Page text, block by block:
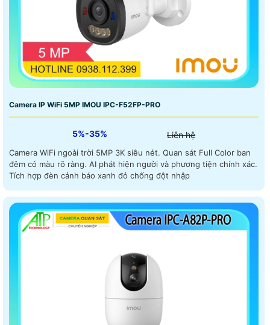
Camera IP WiFi 5MP IMOU IPC-F52FP-PRO
5%-35% Liên hệ
Camera WiFi ngoài trời 5MP 3K siêu nét. Quan sát Full Color ban
đêm có màu rõ ràng. AI phát hiện người và phương tiện chính xác.
Tích hợp đèn cảnh báo xanh đỏ chống đột nhập